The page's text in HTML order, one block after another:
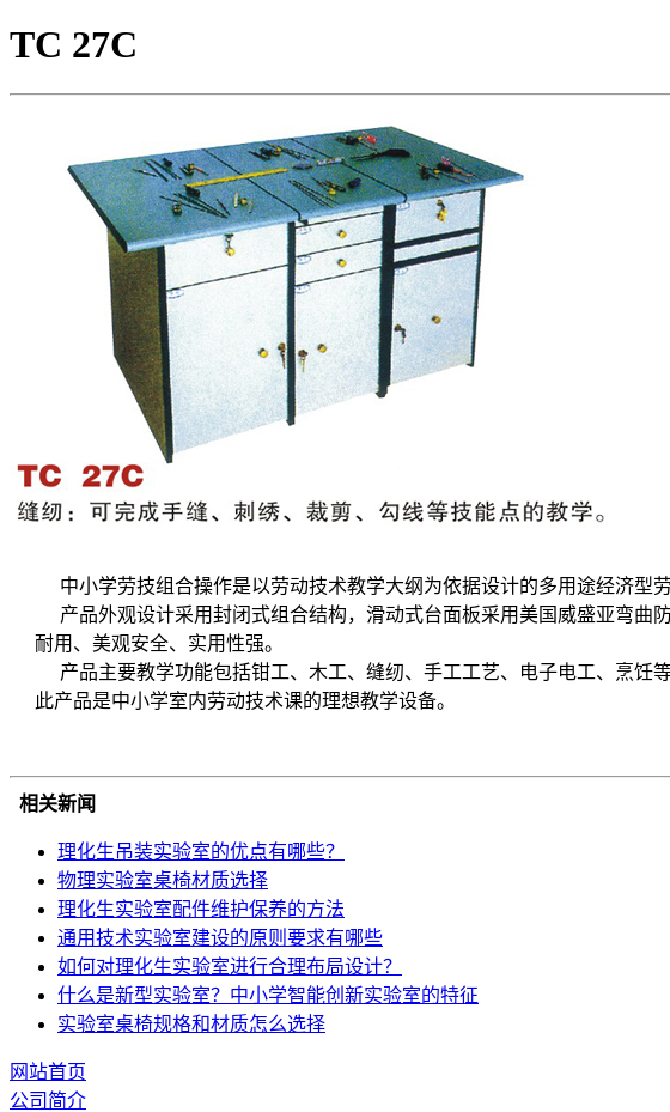
TC 27C
中小学劳技组合操作是以劳动技术教学大纲为依据设计的多用途经济型劳
产品外观设计采用封闭式组合结构，滑动式台面板采用美国威盛亚弯
耐用、美观安全、实用性强。
产品主要教学功能包括钳工、木工、缝纫、手工工艺、电子电工、烹饪
此产品是中小学室内劳动技术课的理想教学设备。
相关新闻
理化生吊装实验室的优点有哪些？
物理实验室桌椅材质选择
理化生实验室配件维护保养的方法
通用技术实验室建设的原则要求有哪些
如何对理化生实验室进行合理布局设计？
什么是新型实验室？中小学智能创新实验室的特征
实验室桌椅规格和材质怎么选择
网站首页
公司简介